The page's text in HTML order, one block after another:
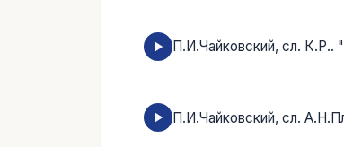
П.И.Чайковский, cл. К.Р..
П.И.Чайковский, сл.